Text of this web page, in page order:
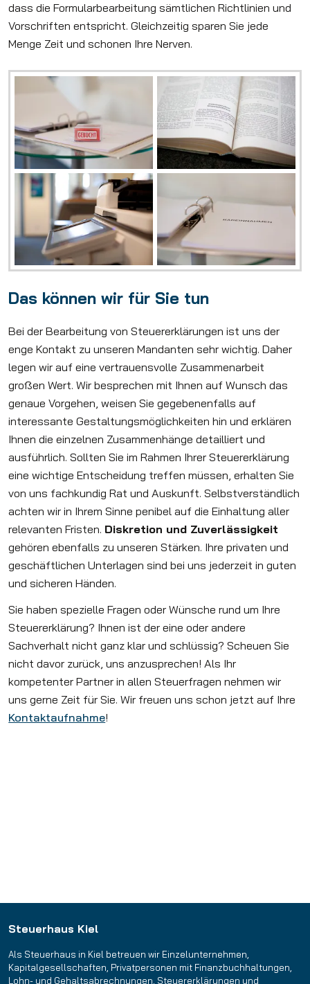
dass die Formularbearbeitung sämtlichen Richtlinien und
Vorschriften entspricht. Gleichzeitig sparen Sie jede
Menge Zeit und schonen Ihre Nerven.
Das können wir für Sie tun
Bei der Bearbeitung von Steuererklärungen ist uns der
enge Kontakt zu unseren Mandanten sehr wichtig. Daher
legen wir auf eine vertrauensvolle Zusammenarbeit
großen Wert. Wir besprechen mit Ihnen auf Wunsch das
genaue Vorgehen, weisen Sie gegebenenfalls auf
interessante Gestaltungs­möglichkeiten hin und erklären
Ihnen die einzelnen Zusammenhänge detailliert und
ausführlich. Sollten Sie im Rahmen Ihrer Steuererklärung
eine wichtige Entscheidung treffen müssen, erhalten Sie
von uns fachkundig Rat und Auskunft. Selbstverständlich
achten wir in Ihrem Sinne penibel auf die Einhaltung aller
relevanten Fristen. Diskretion und Zuverlässigkeit
gehören ebenfalls zu unseren Stärken. Ihre privaten und
geschäftlichen Unterlagen sind bei uns jederzeit in guten
und sicheren Händen.
Sie haben spezielle Fragen oder Wünsche rund um Ihre
Steuererklärung? Ihnen ist der eine oder andere
Sachverhalt nicht ganz klar und schlüssig? Scheuen Sie
nicht davor zurück, uns anzusprechen! Als Ihr
kompetenter Partner in allen Steuerfragen nehmen wir
uns gerne Zeit für Sie. Wir freuen uns schon jetzt auf Ihre
Kontaktaufnahme!
Steuerhaus Kiel
Als Steuerhaus in Kiel betreuen wir Einzelunternehmen,
Kapitalgesellschaften, Privatpersonen mit Finanzbuchhaltungen,
Lohn- und Gehaltsabrechnungen, Steuererklärungen und